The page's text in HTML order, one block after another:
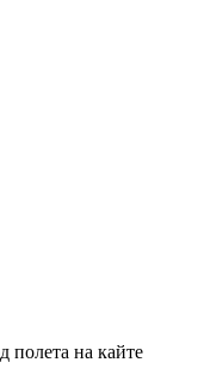
полета на кайте